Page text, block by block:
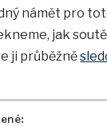
námět pro
jak
ji průběžně